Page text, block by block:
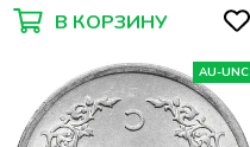
В КОРЗИНУ
AU-UNC